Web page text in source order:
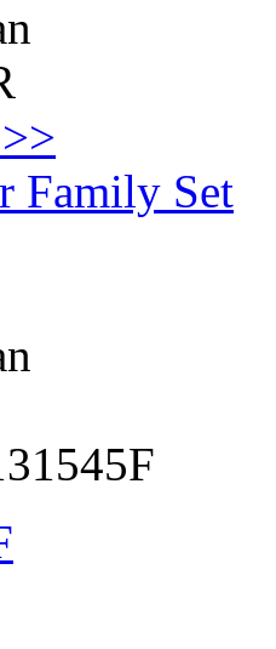
Family Set